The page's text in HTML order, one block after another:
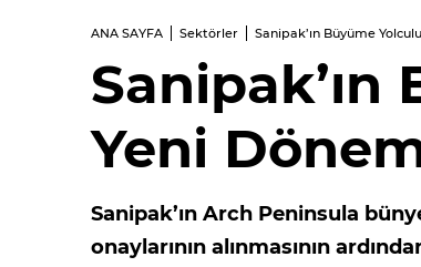
ANA SAYFA Sektörler Sanipak’ın Büyüme
Yeni
Sanipak’ın Arch Peninsula
onaylarının alınmasının